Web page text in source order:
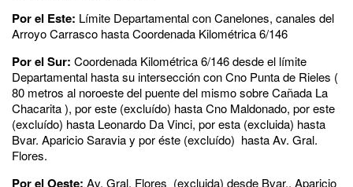
Por el Este: Límite Departamental con Canelones, canales del
Arroyo Carrasco hasta Coordenada Kilométrica 6/146
Por el Sur: Coordenada Kilométrica 6/146 desde el límite
Departamental hasta su intersección con Cno Punta de Rieles (
80 metros al noroeste del puente del mismo sobre Cañada La
Chacarita ), por este (excluído) hasta Cno Maldonado, por este
(excluído) hasta Leonardo Da Vinci, por esta (excluida) hasta
Bvar. Aparicio Saravia y por éste (excluído) hasta Av. Gral.
Flores.
Por el Oeste: Av. Gral. Flores (excluida) desde Bvar.. Aparicio